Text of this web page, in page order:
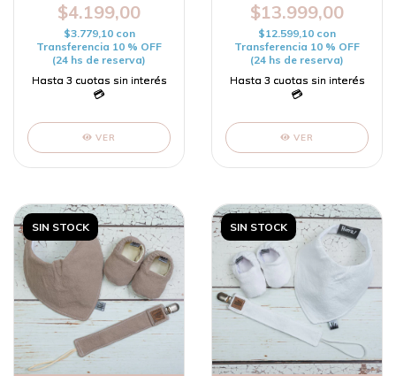
$4.199,00
$3.779,10 con
Transferencia 10 % OFF
(24 hs de reserva)
VER
$13.999,00
$12.599,10 con
Transferencia 10 % OFF
(24 hs de reserva)
VER
SIN STOCK SIN STOCK